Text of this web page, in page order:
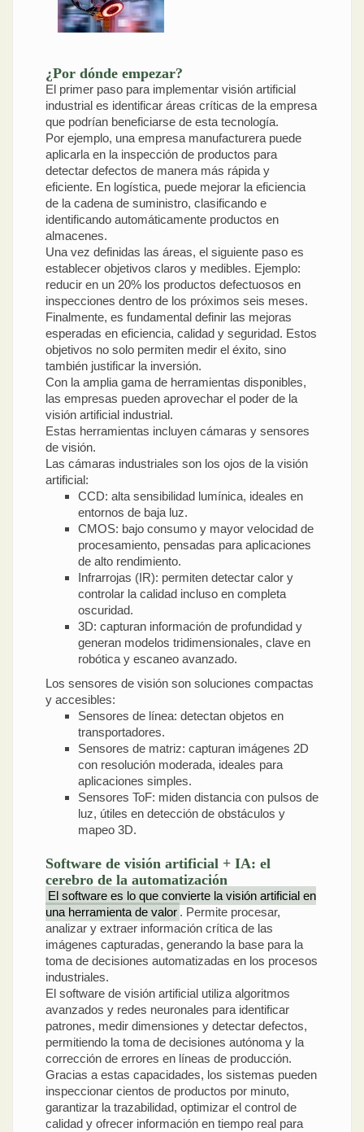
¿Por dónde empezar?
El primer paso para implementar visión artificial
industrial es identificar áreas críticas de la empresa
que podrían beneficiarse de esta tecnología.
Por ejemplo, una empresa manufacturera puede
aplicarla en la inspección de productos para
detectar defectos de manera más rápida y
eficiente. En logística, puede mejorar la eficiencia
de la cadena de suministro, clasificando e
identificando automáticamente productos en
almacenes.
Una vez definidas las áreas, el siguiente paso es
establecer objetivos claros y medibles. Ejemplo:
reducir en un 20% los productos defectuosos en
inspecciones dentro de los próximos seis meses.
Finalmente, es fundamental definir las mejoras
esperadas en eficiencia, calidad y seguridad. Estos
objetivos no solo permiten medir el éxito, sino
también justificar la inversión.
Con la amplia gama de herramientas disponibles,
las empresas pueden aprovechar el poder de la
visión artificial industrial.
Estas herramientas incluyen cámaras y sensores
de visión.
Las cámaras industriales son los ojos de la visión
artificial:
CCD: alta sensibilidad lumínica, ideales en
entornos de baja luz.
CMOS: bajo consumo y mayor velocidad de
procesamiento, pensadas para aplicaciones
de alto rendimiento.
Infrarrojas (IR): permiten detectar calor y
controlar la calidad incluso en completa
oscuridad.
3D: capturan información de profundidad y
generan modelos tridimensionales, clave en
robótica y escaneo avanzado.
Los sensores de visión son soluciones compactas
y accesibles:
Sensores de línea: detectan objetos en
transportadores.
Sensores de matriz: capturan imágenes 2D
con resolución moderada, ideales para
aplicaciones simples.
Sensores ToF: miden distancia con pulsos de
luz, útiles en detección de obstáculos y
mapeo 3D.
Software de visión artificial + IA: el
cerebro de la automatización
El software es lo que convierte la visión artificial en
una herramienta de valor . Permite procesar,
analizar y extraer información crítica de las
imágenes capturadas, generando la base para la
toma de decisiones automatizadas en los procesos
industriales.
El software de visión artificial utiliza algoritmos
avanzados y redes neuronales para identificar
patrones, medir dimensiones y detectar defectos,
permitiendo la toma de decisiones autónoma y la
corrección de errores en líneas de producción.
Gracias a estas capacidades, los sistemas pueden
inspeccionar cientos de productos por minuto,
garantizar la trazabilidad, optimizar el control de
calidad y ofrecer información en tiempo real para